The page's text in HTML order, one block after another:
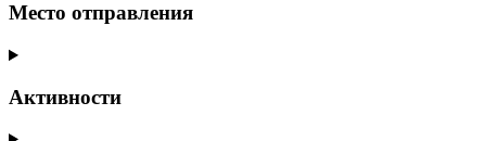
Место отправления
Активности